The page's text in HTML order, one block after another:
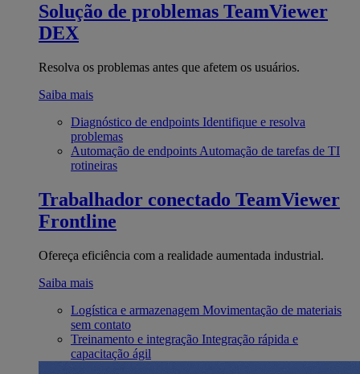
Solução de problemas TeamViewer
DEX
Resolva os problemas antes que afetem os usuários.
Saiba mais
Diagnóstico de endpoints Identifique e resolva
problemas
Automação de endpoints Automação de tarefas de TI
rotineiras
Trabalhador conectado TeamViewer
Frontline
Ofereça eficiência com a realidade aumentada industrial.
Saiba mais
Logística e armazenagem Movimentação de materiais
sem contato
Treinamento e integração Integração rápida e
capacitação ágil